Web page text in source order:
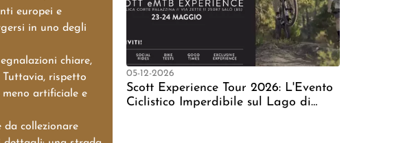
europei e
in uno degli
chiare,
rispetto
artificiale e
da collezionare
05-12-2026
Scott Experience Tour 2026: L'Evento
Ciclistico Imperdibile sul Lago di